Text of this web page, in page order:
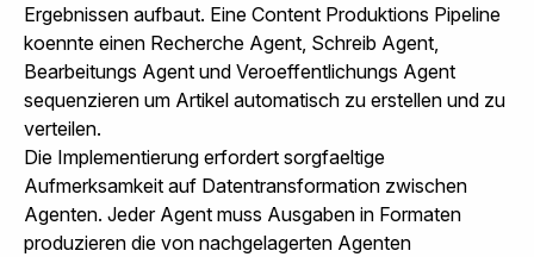
Ergebnissen aufbaut. Eine Content Produktions Pipeline
koennte einen Recherche Agent, Schreib Agent,
Bearbeitungs Agent und Veroeffentlichungs Agent
sequenzieren um Artikel automatisch zu erstellen und zu
verteilen.
Die Implementierung erfordert sorgfaeltige
Aufmerksamkeit auf Datentransformation zwischen
Agenten. Jeder Agent muss Ausgaben in Formaten
produzieren die von nachgelagerten Agenten